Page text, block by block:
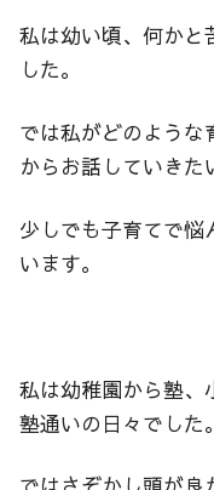
私は幼い頃、何かと
した。
では私がどのよう
からお話していきた
少しでも子育てで悩
います。
私は幼稚園から塾、
塾通いの日々でした。